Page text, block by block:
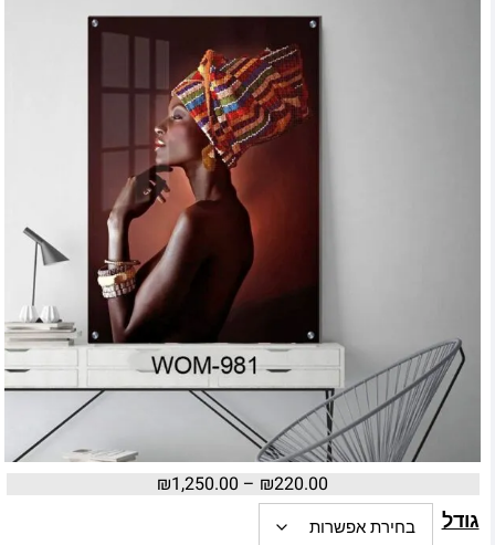
₪220.00
–
₪1,250.00
גודל